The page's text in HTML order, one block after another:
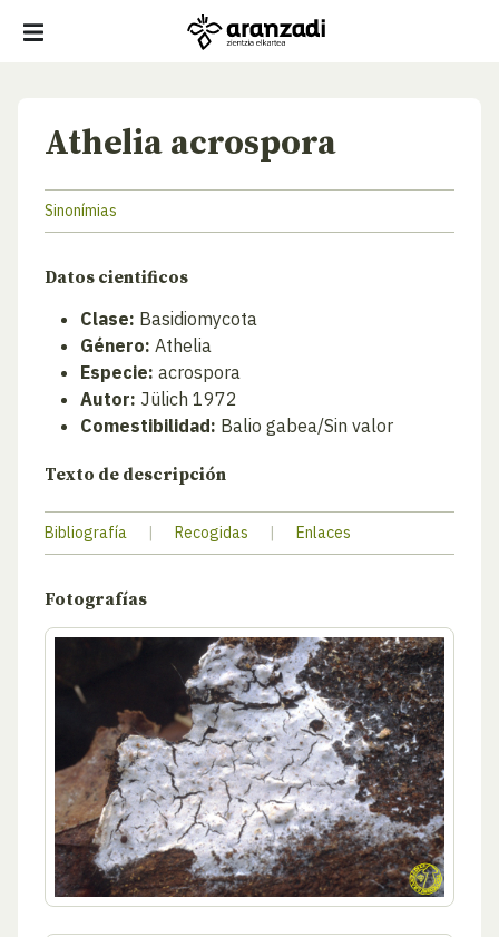
Athelia acrospora
Sinonímias
Datos cientificos
Clase: Basidiomycota
Género: Athelia
Especie: acrospora
Autor: Jülich 1972
Comestibilidad: Balio gabea/Sin valor
Texto de descripción
Bibliografía | Recogidas | Enlaces
Fotografías